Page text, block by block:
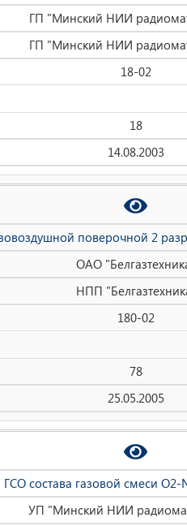
ГП "Минский НИИ
ГП "Минский НИИ
18-02
18
14.08.2003
поверочной 2
ОАО
НПП
180-02
78
25.05.2005
ГСО состава газовой смеси О2-
УП "Минский НИИ